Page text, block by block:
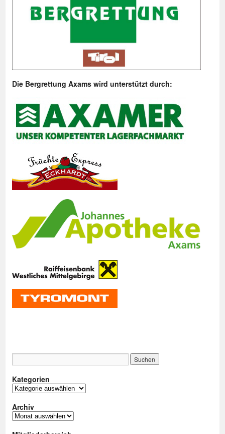
Die Bergrettung Axams wird unterstützt durch:
Kategorien
Kategorien
Archiv
Archiv